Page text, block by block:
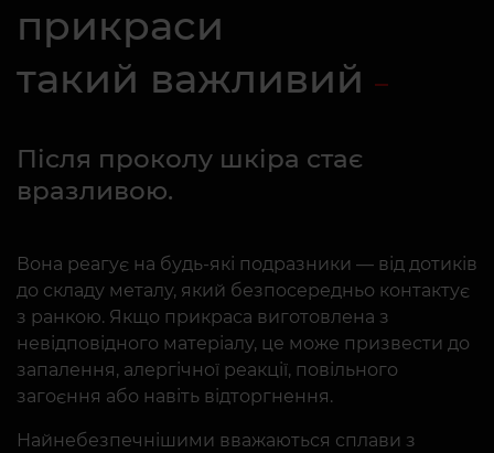
прикраси
такий важливий
Після проколу шкіра стає
вразливою.
Вона реагує на будь-які подразники — від дотиків
до складу металу, який безпосередньо контактує
з ранкою. Якщо прикраса виготовлена з
невідповідного матеріалу, це може призвести до
запалення, алергічної реакції, повільного
загоєння або навіть відторгнення.
Найнебезпечнішими вважаються сплави з